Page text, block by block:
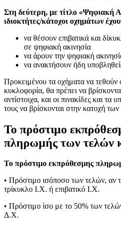
Στη δεύτερη, με τίτλο «Ψηφιακή
ιδιοκτήτες/κάτοχοι οχημάτων
να θέσουν επιβατικά και
σε ψηφιακή ακινησία
να άρουν την ψηφιακή
να ανακτήσουν ήδη
Προκειμένου τα οχήματα να τεθούν
κυκλοφορία, θα πρέπει να
αντίστοιχα, και οι πινακίδες και τα
τους να βρίσκονται στην κατοχή των
Το πρόστιμο
πληρωμής των τελών
Το πρόστιμο εκπρόθεσμης
• Πρόστιμο ισόποσο των τελών, αν
τρίκυκλο Ι.Χ. ή επιβατικό Ι.Χ.
• Πρόστιμο ίσο με το 50% των
Δ.Χ.